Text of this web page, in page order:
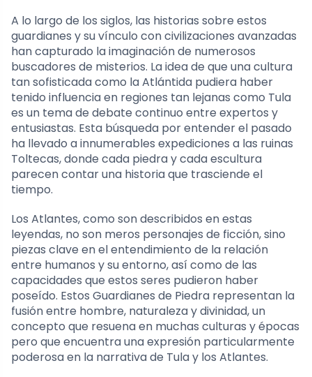
A lo largo de los siglos, las historias sobre estos
guardianes y su vínculo con civilizaciones avanzadas
han capturado la imaginación de numerosos
buscadores de misterios. La idea de que una cultura
tan sofisticada como la Atlántida pudiera haber
tenido influencia en regiones tan lejanas como Tula
es un tema de debate continuo entre expertos y
entusiastas. Esta búsqueda por entender el pasado
ha llevado a innumerables expediciones a las ruinas
Toltecas, donde cada piedra y cada escultura
parecen contar una historia que trasciende el
tiempo.
Los Atlantes, como son describidos en estas
leyendas, no son meros personajes de ficción, sino
piezas clave en el entendimiento de la relación
entre humanos y su entorno, así como de las
capacidades que estos seres pudieron haber
poseído. Estos Guardianes de Piedra representan la
fusión entre hombre, naturaleza y divinidad, un
concepto que resuena en muchas culturas y épocas
pero que encuentra una expresión particularmente
poderosa en la narrativa de Tula y los Atlantes.